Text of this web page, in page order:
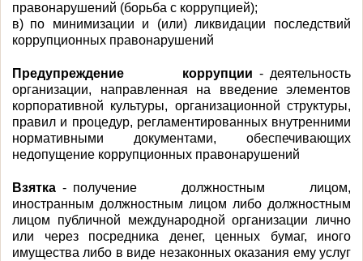
правонарушений (борьба с коррупцией);
в) по минимизации и (или) ликвидации последствий
коррупционных правонарушений
Предупреждение коррупции - деятельность
организации, направленная на введение элементов
корпоративной культуры, организационной структуры,
правил и процедур, регламентированных внутренними
нормативными документами, обеспечивающих
недопущение коррупционных правонарушений
Взятка - получение должностным лицом,
иностранным должностным лицом либо должностным
лицом публичной международной организации лично
или через посредника денег, ценных бумаг, иного
имущества либо в виде незаконных оказания ему услуг